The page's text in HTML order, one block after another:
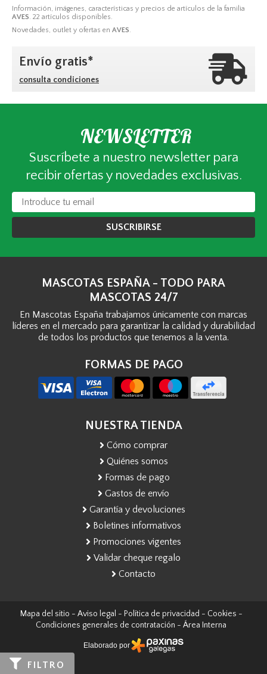
Información, imágenes, características y precios de artículos de la familia
AVES. 22 artículos disponibles.
Novedades, outlet y ofertas en AVES.
FILTRO
Envío gratis*
consulta condiciones
NEWSLETTER
Suscríbete a nuestro newsletter para
recibir ofertas y novedades exclusivas.
SUSCRIBIRSE
MASCOTAS ESPAÑA - TODO PARA
MASCOTAS 24/7
En Mascotas España trabajamos únicamente con marcas
líderes en el mercado para garantizar la calidad y durabilidad
de todos los productos que tenemos a la venta.
FORMAS DE PAGO
NUESTRA TIENDA
Cómo comprar
Quiénes somos
Formas de pago
Gastos de envío
Garantía y devoluciones
Boletines informativos
Promociones vigentes
Validar cheque regalo
Contacto
Mapa del sitio - Aviso legal - Política de privacidad - Cookies -
Condiciones generales de contratación - Área Interna
Elaborado por